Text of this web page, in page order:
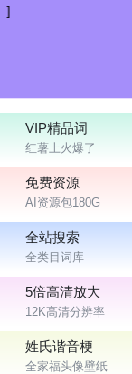
VIP精品词
红薯上火爆了
免费资源
AI资源包180G
全站搜索
全类目词库
5倍高清放大
12K高清分辨率
姓氏谐音梗
全家福头像壁纸